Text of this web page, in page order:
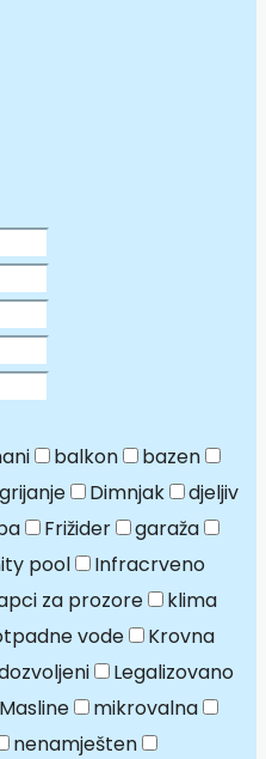
balkon
bazen
Dimnjak
djeljiv
Frižider
garaža
pool
Infracrveno
za prozore
klima
vode
Krovna
Legalizovano
Masline
mikrovalna
nenamješten